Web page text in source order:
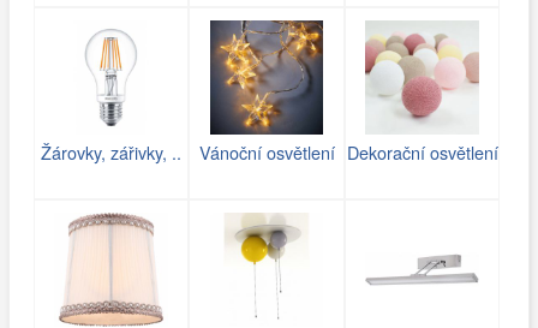
Žárovky, zářivky, .. Vánoční osvětlení Dekorační osvětlení